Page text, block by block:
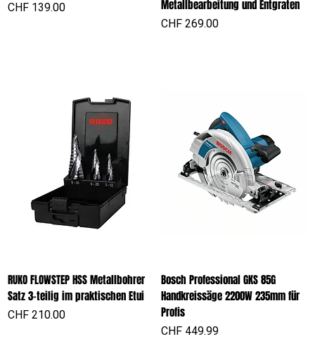
Preis
CHF 139.00 Metallbearbeitung und Entgraten
Preis
CHF 269.00
RUKO FLOWSTEP HSS Metallbohrer
Satz 3-teilig im praktischen Etui
Preis
CHF 210.00
Bosch Professional GKS 85G
Handkreissäge 2200W 235mm für
Profis
Preis
CHF 449.99